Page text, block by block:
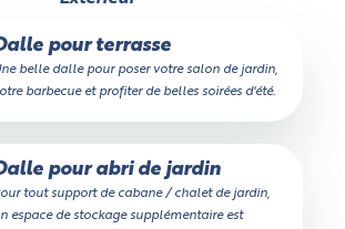
pour terrasse
belle dalle pour poser votre salon de jardin,
barbecue et profiter de belles soirées d'été.
pour abri de jardin
tout support de cabane / chalet de jardin,
espace de stockage supplémentaire est